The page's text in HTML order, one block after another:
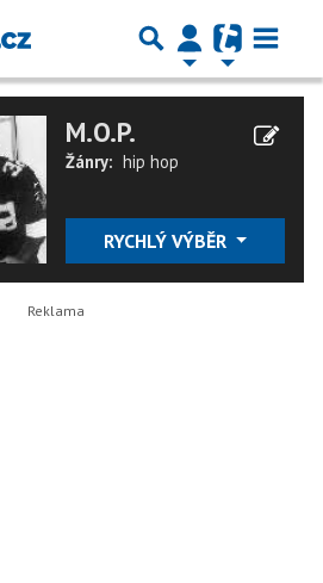
M.O.P.
Žánry: hip hop
RYCHLÝ VÝBĚR